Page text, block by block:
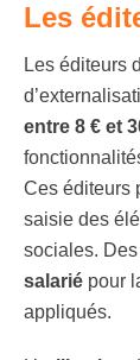
Les
Les éditeurs
entre 8 € et
Ces éditeurs
saisie des
sociales. Des
salarié pour
appliqués.